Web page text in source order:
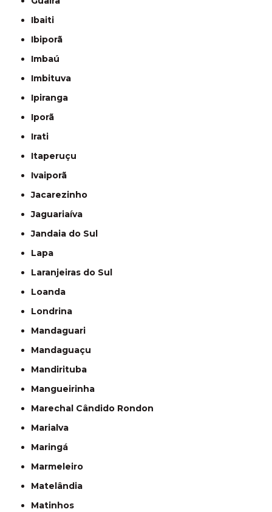
Ibaiti
Ibiporã
Imbaú
Imbituva
Ipiranga
Iporã
Irati
Itaperuçu
Ivaiporã
Jacarezinho
Jaguariaíva
Jandaia do Sul
Lapa
Laranjeiras do Sul
Loanda
Londrina
Mandaguari
Mandaguaçu
Mandirituba
Mangueirinha
Marechal Cândido Rondon
Marialva
Maringá
Marmeleiro
Matelândia
Matinhos